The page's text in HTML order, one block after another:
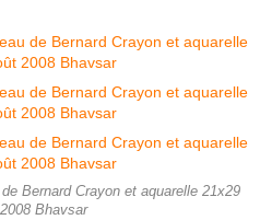
Bernard Crayon et aquarelle 21x29
Bhavsar